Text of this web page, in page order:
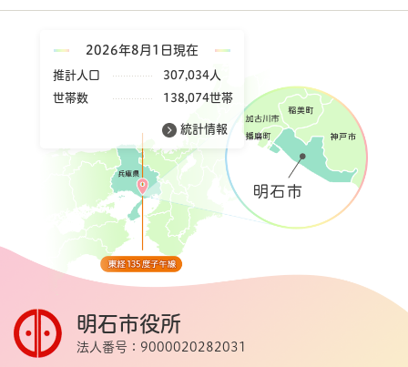
2026年8月1日現在
推計人口
307,034人
世帯数
138,074世帯
統計情報
明石市役所
法人番号：9000020282031